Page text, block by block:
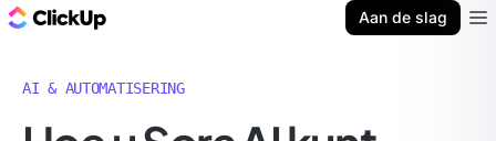
Aan de slag
AI & AUTOMATISERING